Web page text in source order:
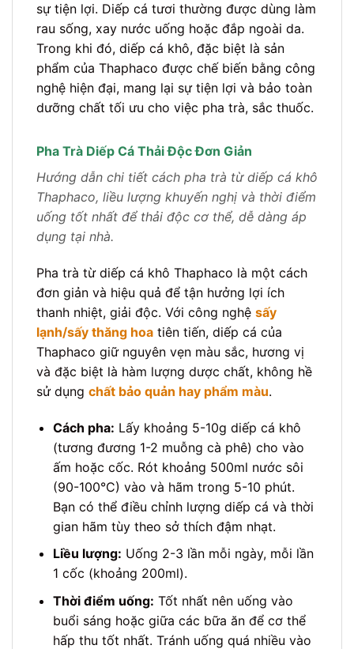
sự tiện lợi. Diếp cá tươi thường được dùng làm
rau sống, xay nước uống hoặc đắp ngoài da.
Trong khi đó, diếp cá khô, đặc biệt là sản
phẩm của Thaphaco được chế biến bằng công
nghệ hiện đại, mang lại sự tiện lợi và bảo toàn
dưỡng chất tối ưu cho việc pha trà, sắc thuốc.
Pha Trà Diếp Cá Thải Độc Đơn Giản
Hướng dẫn chi tiết cách pha trà từ diếp cá khô
Thaphaco, liều lượng khuyến nghị và thời điểm
uống tốt nhất để thải độc cơ thể, dễ dàng áp
dụng tại nhà.
Pha trà từ diếp cá khô Thaphaco là một cách
đơn giản và hiệu quả để tận hưởng lợi ích
thanh nhiệt, giải độc. Với công nghệ sấy
lạnh/sấy thăng hoa tiên tiến, diếp cá của
Thaphaco giữ nguyên vẹn màu sắc, hương vị
và đặc biệt là hàm lượng dược chất, không hề
sử dụng chất bảo quản hay phẩm màu.
Cách pha: Lấy khoảng 5-10g diếp cá khô
(tương đương 1-2 muỗng cà phê) cho vào
ấm hoặc cốc. Rót khoảng 500ml nước sôi
(90-100°C) vào và hãm trong 5-10 phút.
Bạn có thể điều chỉnh lượng diếp cá và thời
gian hãm tùy theo sở thích đậm nhạt.
Liều lượng: Uống 2-3 lần mỗi ngày, mỗi lần
1 cốc (khoảng 200ml).
Thời điểm uống: Tốt nhất nên uống vào
buổi sáng hoặc giữa các bữa ăn để cơ thể
hấp thu tốt nhất. Tránh uống quá nhiều vào